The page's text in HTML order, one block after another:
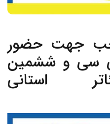
جهت حضور
سی و ششمین
استانی